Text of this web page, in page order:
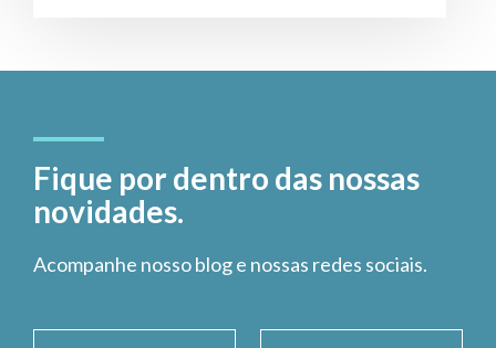
Fique por dentro das nossas
novidades.
Acompanhe nosso blog e nossas redes sociais.